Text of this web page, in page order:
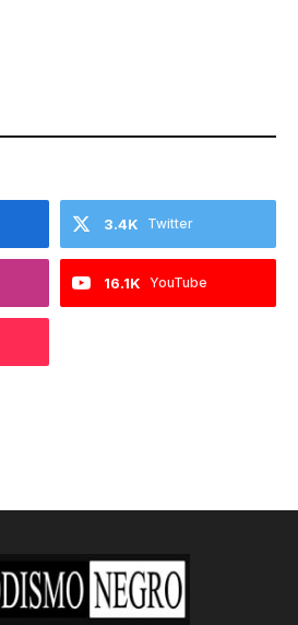
Twitter
3.4K
YouTube
16.1K